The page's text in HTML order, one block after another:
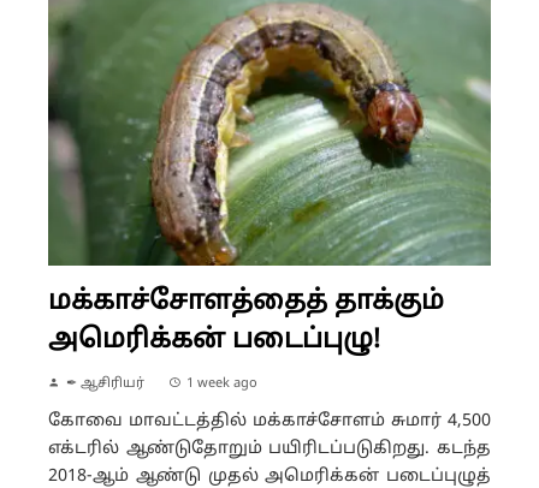
மக்காச்சோளத்தைத் தாக்கும்
அமெரிக்கன் படைப்புழு!
✒ ஆசிரியர் 1 week ago
கோவை மாவட்டத்தில் மக்காச்சோளம் சுமார் 4,500
எக்டரில் ஆண்டுதோறும் பயிரிடப்படுகிறது. கடந்த
2018-ஆம் ஆண்டு முதல் அமெரிக்கன் படைப்புழுத்